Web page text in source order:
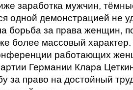
заработка мужчин,
одной демонстрацией не
борьба за права женщин,
более массовый
работающих
Германии Клара
за право на достойный